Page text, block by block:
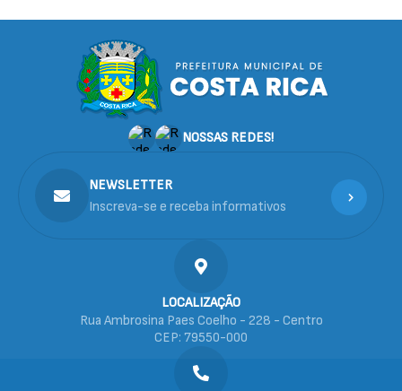
NOSSAS REDES!
LOCALIZAÇÃO
Rua Ambrosina Paes Coelho - 228 - Centro
CEP: 79550-000
NEWSLETTER
Inscreva-se e receba informativos